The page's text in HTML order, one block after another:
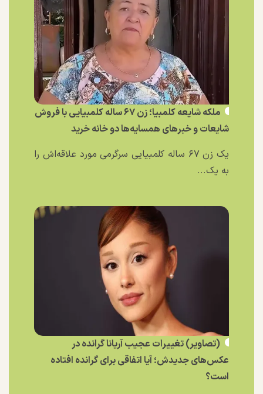
ملکه شایعه کلمبیا؛ زن ۶۷ ساله کلمبیایی با فروش
شایعات و خبر‌های همسایه‌ها دو خانه خرید
یک زن ۶۷ ساله کلمبیایی سرگرمی مورد علاقه‌اش را
به یک...
(تصاویر) تغییرات عجیب آریانا گرانده در
عکس‌های جدیدش؛ آیا اتفاقی برای گرانده افتاده
است؟